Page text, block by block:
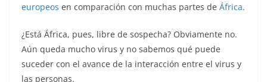
europeos en comparación con muchas partes de África.
¿Está África, pues, libre de sospecha? Obviamente no.
Aún queda mucho virus y no sabemos qué puede
suceder con el avance de la interacción entre el virus y
las personas.